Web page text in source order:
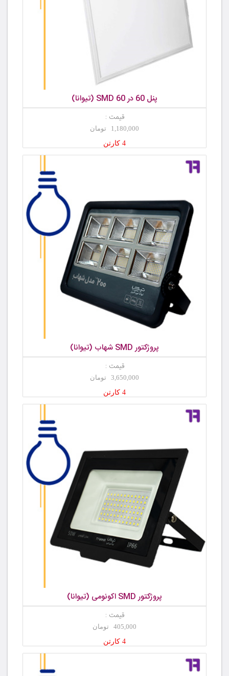
پنل 60 در 60 SMD (تیوانا)
قیمت :
1,180,000 تومان
4 کارتن
پروژکتور SMD شهاب (تیوانا)
قیمت :
3,650,000 تومان
4 کارتن
پروژکتور SMD اکونومی (تیوانا)
قیمت :
405,000 تومان
4 کارتن